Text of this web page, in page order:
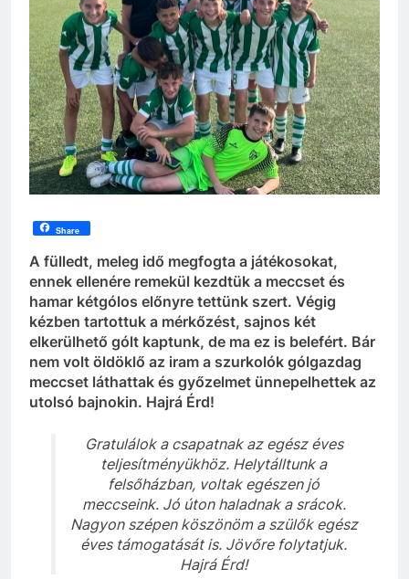
Share
A fülledt, meleg idő megfogta a játékosokat,
ennek ellenére remekül kezdtük a meccset és
hamar kétgólos előnyre tettünk szert. Végig
kézben tartottuk a mérkőzést, sajnos két
elkerülhető gólt kaptunk, de ma ez is belefért. Bár
nem volt öldöklő az iram a szurkolók gólgazdag
meccset láthattak és győzelmet ünnepelhettek az
utolsó bajnokin. Hajrá Érd!
Gratulálok a csapatnak az egész éves
teljesítményükhöz. Helytálltunk a
felsőházban, voltak egészen jó
meccseink. Jó úton haladnak a srácok.
Nagyon szépen köszönöm a szülők egész
éves támogatását is. Jövőre folytatjuk.
Hajrá Érd!